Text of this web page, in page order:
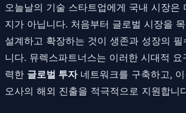
오늘날의 기술 스타트업에게 국내 시장은
지가 아닙니다. 처음부터 글로벌 시장을
설계하고 확장하는 것이 생존과 성장의
니다. 뮤렉스파트너스는 이러한 시대적
력한 글로벌 투자네트워크를 구축하고,
오사의 해외 진출을 적극적으로 지원합니